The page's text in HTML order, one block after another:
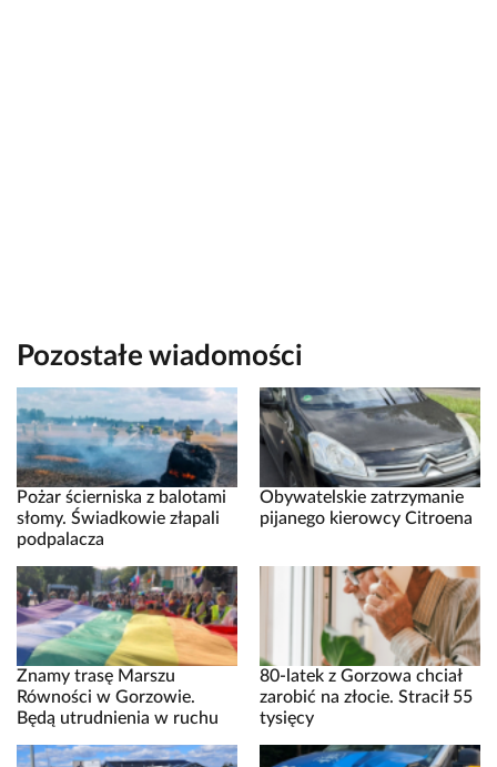
Pozostałe wiadomości
Pożar ścierniska z balotami
słomy. Świadkowie złapali
podpalacza
Obywatelskie zatrzymanie
pijanego kierowcy Citroena
Znamy trasę Marszu
Równości w Gorzowie.
Będą utrudnienia w ruchu
80-latek z Gorzowa chciał
zarobić na złocie. Stracił 55
tysięcy